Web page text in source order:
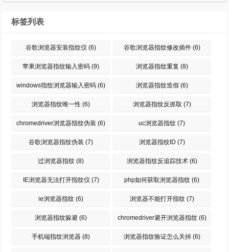
标签列表
谷歌浏览器安装指纹仪 (6) 谷歌浏览器指纹修改插件(6)
苹果浏览器指纹输入密码 (9) 浏览器指纹重复 (8)
windows指纹浏览器输入密码 (6) 浏览器指纹造假 (6)
浏览器指纹唯一性 (6) 浏览器指纹反抓取 (7)
chromedriver浏览器指纹伪装 (6) uc浏览器指纹 (7)
谷歌浏览器指纹伪装 (7) 浏览器指纹ID (7)
过浏览器指纹 (8) 浏览器指纹反追踪技术(6)
IE浏览器无法打开指纹仪 (7) php如何获取浏览器指纹 (6)
ie浏览器指纹 (6) 浏览器不能打开指纹(7)
浏览器指纹躲避 (6) chromedriver避开浏览器指纹(6)
手机端指纹浏览器 (8) 浏览器指纹验证怎么关掉(6)